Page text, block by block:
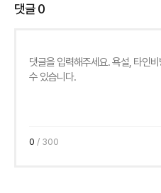
댓글0
0 / 300